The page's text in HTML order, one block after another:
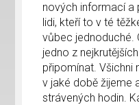
nových informací a
lidi, kteří to v té
vůbec jednoduché.
jedno z
připomínat. Všichni
v jaké době žijeme
strávených hodin.